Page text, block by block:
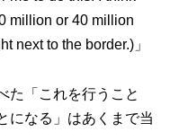
million or 40 million
next to the border.)」
た「これを行うこと
になる」はあくまで当